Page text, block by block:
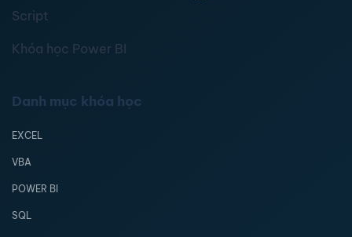
Script
Khóa học Power BI
Danh mục khóa học
EXCEL
VBA
POWER BI
SQL